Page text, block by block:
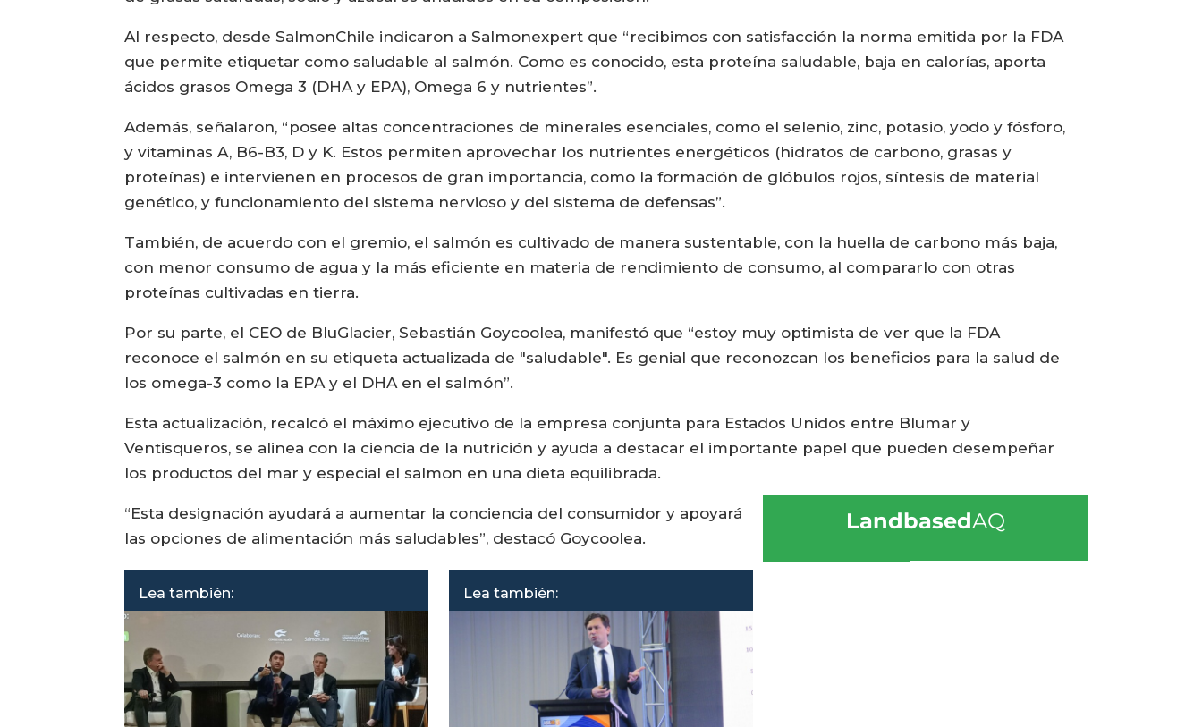
Al respecto, desde SalmonChile indicaron a Salmonexpert que “recibimos con satisfacción la norma emitida por la FDA
que permite etiquetar como saludable al salmón. Como es conocido, esta proteína saludable, baja en calorías, aporta
ácidos grasos Omega 3 (DHA y EPA), Omega 6 y nutrientes”.
Además, señalaron, “posee altas concentraciones de minerales esenciales, como el selenio, zinc, potasio, yodo y fósforo,
y vitaminas A, B6-B3, D y K. Estos permiten aprovechar los nutrientes energéticos (hidratos de carbono, grasas y
proteínas) e intervienen en procesos de gran importancia, como la formación de glóbulos rojos, síntesis de material
genético, y funcionamiento del sistema nervioso y del sistema de defensas”.
También, de acuerdo con el gremio, el salmón es cultivado de manera sustentable, con la huella de carbono más baja,
con menor consumo de agua y la más eficiente en materia de rendimiento de consumo, al compararlo con otras
proteínas cultivadas en tierra.
Por su parte, el CEO de BluGlacier, Sebastián Goycoolea, manifestó que “estoy muy optimista de ver que la FDA
reconoce el salmón en su etiqueta actualizada de "saludable". Es genial que reconozcan los beneficios para la salud de
los omega-3 como la EPA y el DHA en el salmón”.
Esta actualización, recalcó el máximo ejecutivo de la empresa conjunta para Estados Unidos entre Blumar y
Ventisqueros, se alinea con la ciencia de la nutrición y ayuda a destacar el importante papel que pueden desempeñar
los productos del mar y especial el salmon en una dieta equilibrada.
LandbasedAQ
“Esta designación ayudará a aumentar la conciencia del consumidor y apoyará
las opciones de alimentación más saludables”, destacó Goycoolea.
Lea también: Lea también: